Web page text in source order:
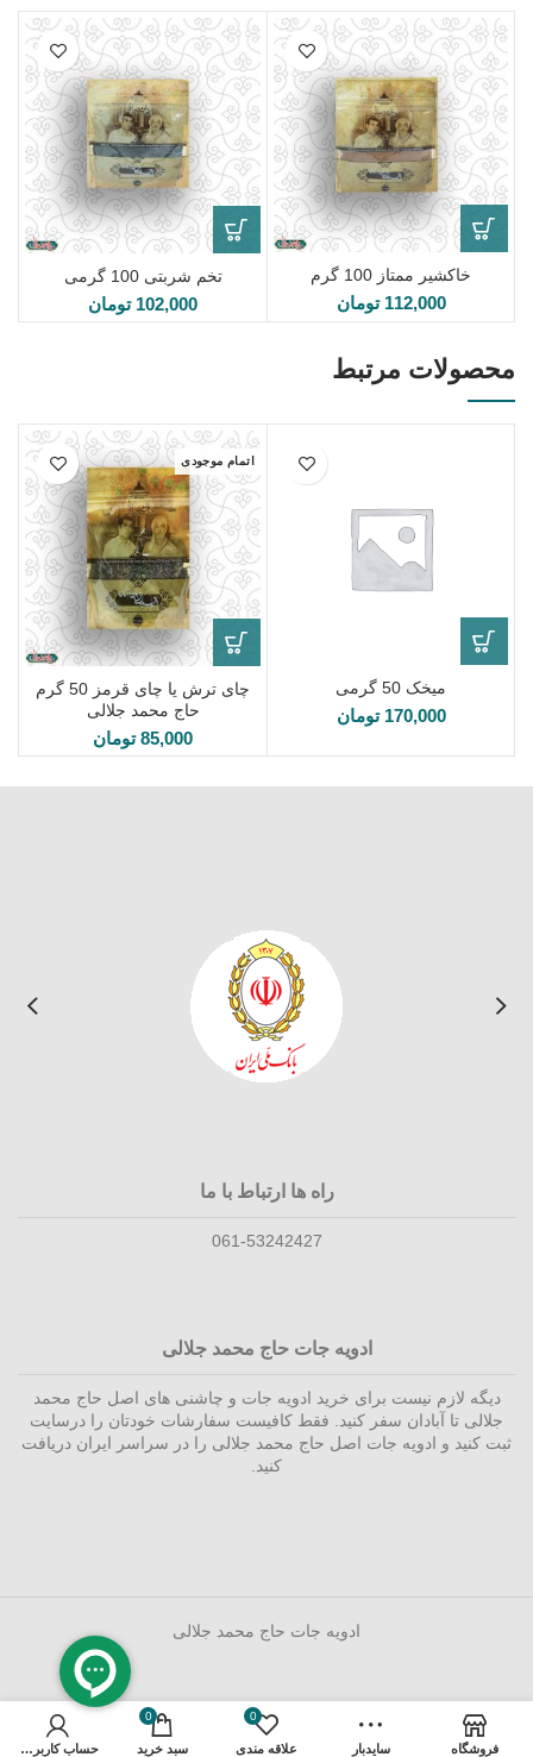
خاکشیر ممتاز 100 گرم
112,000 تومان
تخم شربتی 100 گرمی
102,000 تومان
محصولات مرتبط
میخک 50 گرمی
170,000 تومان
اتمام موجودی
چای ترش یا چای قرمز 50 گرم
حاج محمد جلالی
85,000 تومان
راه ها ارتباط با ما
061-53242427
ادویه جات حاج محمد جلالی
دیگه لازم نیست برای خرید ادویه جات و چاشنی های اصل حاج محمد
جلالی تا آبادان سفر کنید. فقط کافیست سفارشات خودتان را درسایت
ثبت کنید و ادویه جات اصل حاج محمد جلالی را در سراسر ایران دریافت
کنید.
ادویه جات حاج محمد جلالی
فروشگاه سایدبار
0
علاقه مندی
0
سبد خرید حساب کاربری من